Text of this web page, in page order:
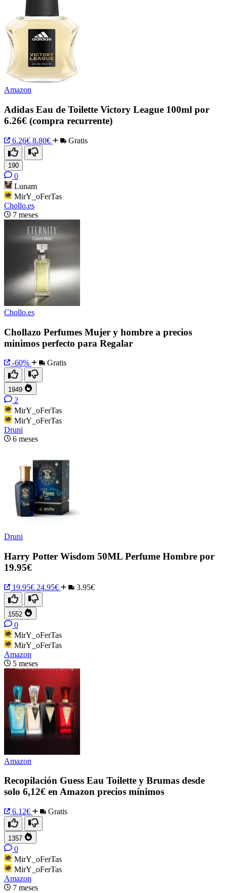
Amazon
Adidas Eau de Toilette Victory League 100ml por
6.26€ (compra recurrente)
6.26€ 8.80€ Gratis
190
0
Lunam
MirY_oFerTas
Chollo.es
7 meses
Chollo.es
Chollazo Perfumes Mujer y hombre a precios
minimos perfecto para Regalar
-60% Gratis
1949
2
MirY_oFerTas
MirY_oFerTas
Druni
6 meses
Druni
Harry Potter Wisdom 50ML Perfume Hombre por
19.95€
19.95€ 24.95€ 3.95€
1552
0
MirY_oFerTas
MirY_oFerTas
Amazon
5 meses
Amazon
Recopilación Guess Eau Toilette y Brumas desde
solo 6,12€ en Amazon precios mínimos
6.12€ Gratis
1357
0
MirY_oFerTas
MirY_oFerTas
Amazon
7 meses